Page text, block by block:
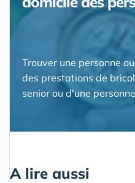
Trouver une personne
des prestations de
senior ou d'une
A lire aussi